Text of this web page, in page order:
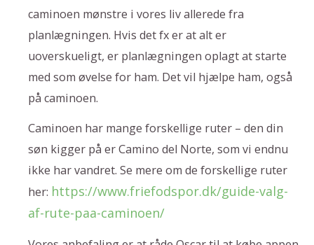
caminoen mønstre i vores liv allerede fra
planlægningen. Hvis det fx er at alt er
uoverskueligt, er planlægningen oplagt at starte
med som øvelse for ham. Det vil hjælpe ham, også
på caminoen.
Caminoen har mange forskellige ruter – den din
søn kigger på er Camino del Norte, som vi endnu
ikke har vandret. Se mere om de forskellige ruter
her: https://www.friefodspor.dk/guide-valg-
af-rute-paa-caminoen/